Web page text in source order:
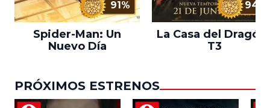
91%
Spider-Man: Un
Nuevo Día
94%
La Casa del Dragón
T3
PRÓXIMOS ESTRENOS